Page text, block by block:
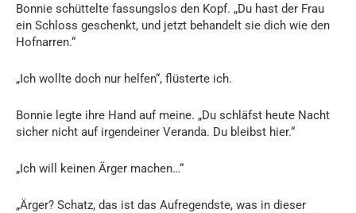
Bonnie schüttelte fassungslos den Kopf. „Du hast der Frau
ein Schloss geschenkt, und jetzt behandelt sie dich wie den
Hofnarren.“
„Ich wollte doch nur helfen“, flüsterte ich.
Bonnie legte ihre Hand auf meine. „Du schläfst heute Nacht
sicher nicht auf irgendeiner Veranda. Du bleibst hier.“
„Ich will keinen Ärger machen…“
„Ärger? Schatz, das ist das Aufregendste, was in dieser